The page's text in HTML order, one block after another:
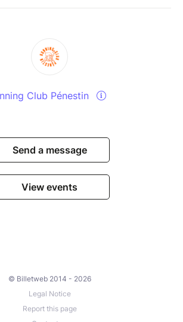
Club Pénestin
Send a message
View events
© Billetweb 2014 - 2026
Legal Notice
Report this page